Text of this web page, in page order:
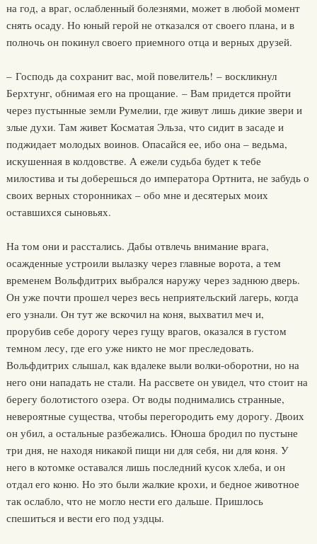
на год, а враг, ослабленный болезнями, может в любой момент
снять осаду. Но юный герой не отказался от своего плана, и в
полночь он покинул своего приемного отца и верных друзей.
– Господь да сохранит вас, мой повелитель! – воскликнул
Берхтунг, обнимая его на прощание. – Вам придется пройти
через пустынные земли Румелии, где живут лишь дикие звери и
злые духи. Там живет Косматая Эльза, что сидит в засаде и
поджидает молодых воинов. Опасайся ее, ибо она – ведьма,
искушенная в колдовстве. А ежели судьба будет к тебе
милостива и ты доберешься до императора Ортнита, не забудь о
своих верных сторонниках – обо мне и десятерых моих
оставшихся сыновьях.
На том они и расстались. Дабы отвлечь внимание врага,
осажденные устроили вылазку через главные ворота, а тем
временем Вольфдитрих выбрался наружу через заднюю дверь.
Он уже почти прошел через весь неприятельский лагерь, когда
его узнали. Он тут же вскочил на коня, выхватил меч и,
прорубив себе дорогу через гущу врагов, оказался в густом
темном лесу, где его уже никто не мог преследовать.
Вольфдитрих слышал, как вдалеке выли волки-оборотни, но на
него они нападать не стали. На рассвете он увидел, что стоит на
берегу болотистого озера. От воды поднимались странные,
невероятные существа, чтобы перегородить ему дорогу. Двоих
он убил, а остальные разбежались. Юноша бродил по пустыне
три дня, не находя никакой пищи ни для себя, ни для коня. У
него в котомке оставался лишь последний кусок хлеба, и он
отдал его коню. Но это были жалкие крохи, и бедное животное
так ослабло, что не могло нести его дальше. Пришлось
спешиться и вести его под уздцы.